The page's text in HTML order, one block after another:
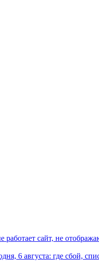
работает сайт, не
6 августа: где сбой,